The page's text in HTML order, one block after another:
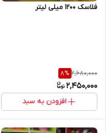
فلاسک 1200 میلی لیتر
2,680,000
8%
2,450,000
افزودن به سبد